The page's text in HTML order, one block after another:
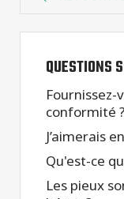
QUESTIONS
conformité ?
J’aimerais
Qu'est-ce
Les pieux